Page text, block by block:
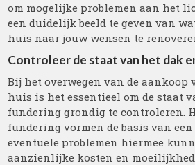
om mogelijke problemen aan het
een duidelijk beeld te geven van
huis naar jouw wensen te
Controleer de staat van het dak
Bij het overwegen van de aankoop
huis is het essentieel om de staat
fundering grondig te controleren.
fundering vormen de basis van
eventuele problemen hiermee
aanzienlijke kosten en